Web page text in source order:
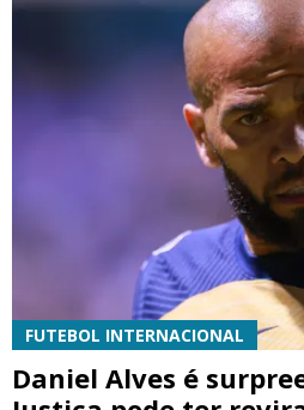
FUTEBOL INTERNACIONAL
Daniel Alves é